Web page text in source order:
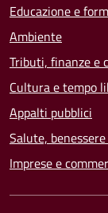
Educazione e
Ambiente
Tributi, finanze e
Cultura e tempo
Appalti pubblici
Salute,
Imprese e